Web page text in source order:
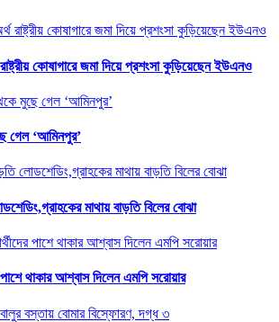
কোষাগারে জমা দিয়ে প্রশংসা কুড়িয়েছেন ইউএনও
গেল ‘আমিনপুর’
মাথায় বাড়তি বিলের বোঝা
পাশে থাকার আশ্বাস দিলেন এমপি সরোয়ার